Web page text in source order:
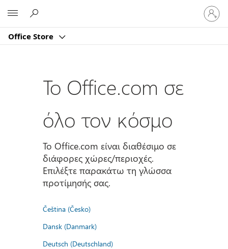
Office Store
Είσοδος
στον
Το Office.com σε
όλο τον κόσμο
Το Office.com είναι διαθέσιμο σε
διάφορες χώρες/περιοχές.
Επιλέξτε παρακάτω τη γλώσσα
προτίμησής σας.
Čeština (Česko)
Dansk (Danmark)
Deutsch (Deutschland)